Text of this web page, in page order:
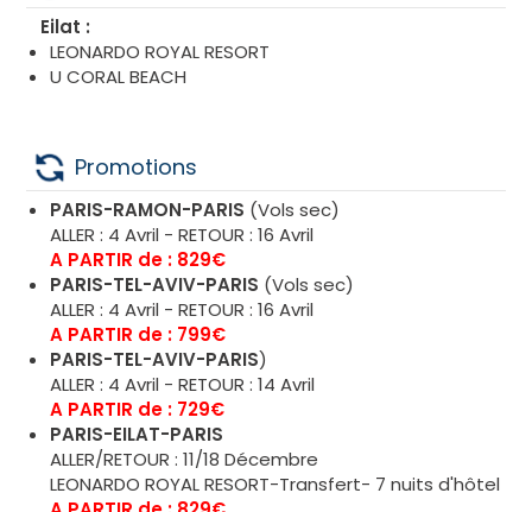
Eilat :
LEONARDO ROYAL RESORT
U CORAL BEACH
Promotions
PARIS-RAMON-PARIS (Vols sec)
ALLER : 4 Avril - RETOUR : 16 Avril
A PARTIR de : 829€
PARIS-TEL-AVIV-PARIS (Vols sec)
ALLER : 4 Avril - RETOUR : 16 Avril
A PARTIR de : 799€
PARIS-TEL-AVIV-PARIS)
ALLER : 4 Avril - RETOUR : 14 Avril
A PARTIR de : 729€
PARIS-EILAT-PARIS
ALLER/RETOUR : 11/18 Décembre
LEONARDO ROYAL RESORT-Transfert- 7 nuits d'hôtel